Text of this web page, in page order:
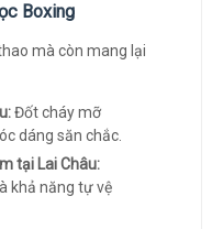
Boxing
mà còn mang lại
Đốt cháy mỡ
dáng săn chắc.
tại Lai Châu:
khả năng tự vệ